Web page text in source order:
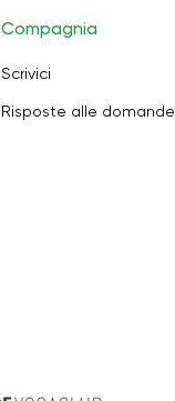
Compagnia
Scrivici
Risposte alle domande